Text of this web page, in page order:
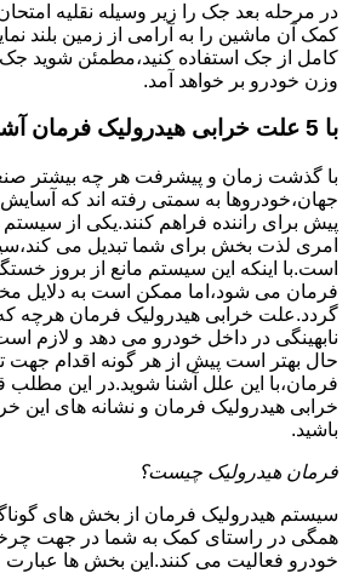
در مرحله بعد جک را زیر وسیله نقلیه
کمک آن ماشین را به آرامی از زمین بلند
کامل از جک استفاده کنید،مطمئن شوید جک
وزن خودرو بر خواهد آمد.
با 5 علت خرابی هیدرولیک فرمان آشنا شوید
با گذشت زمان و پیشرفت هر چه بیشتر
جهان،خودروها به سمتی رفته اند که
پیش برای راننده فراهم کنند.یکی از سیستم
امری لذت بخش برای شما تبدیل می
است.با اینکه این سیستم مانع از بروز
فرمان می شود،اما ممکن است به دلایل
گردد.علت خرابی هیدرولیک فرمان هرچه
نابهینگی در داخل خودرو می دهد و لازم
حال بهتر است پیش از هر گونه اقدام جهت
خرابی هیدرولیک فرمان و نشانه های این
باشید.
فرمان هیدرولیک چیست؟
سیستم هیدرولیک فرمان از بخش های
همگی در راستای کمک به شما در جهت
خودرو فعالیت می کنند.این بخش ها عبارت